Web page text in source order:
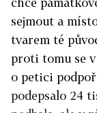
sejmout a
tvarem té
proti tomu se v
o petici
podepsalo 24